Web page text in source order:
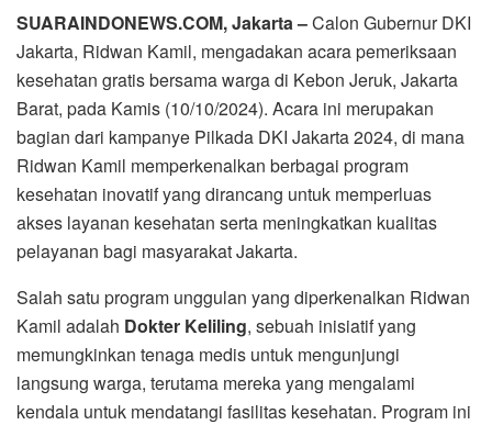
SUARAINDONEWS.COM, Jakarta –Calon Gubernur DKI
Jakarta, Ridwan Kamil, mengadakan acara pemeriksaan
kesehatan gratis bersama warga di Kebon Jeruk, Jakarta
Barat, pada Kamis (10/10/2024). Acara ini merupakan
bagian dari kampanye Pilkada DKI Jakarta 2024, di mana
Ridwan Kamil memperkenalkan berbagai program
kesehatan inovatif yang dirancang untuk memperluas
akses layanan kesehatan serta meningkatkan kualitas
pelayanan bagi masyarakat Jakarta.
Salah satu program unggulan yang diperkenalkan Ridwan
Kamil adalah Dokter Keliling, sebuah inisiatif yang
memungkinkan tenaga medis untuk mengunjungi
langsung warga, terutama mereka yang mengalami
kendala untuk mendatangi fasilitas kesehatan. Program ini